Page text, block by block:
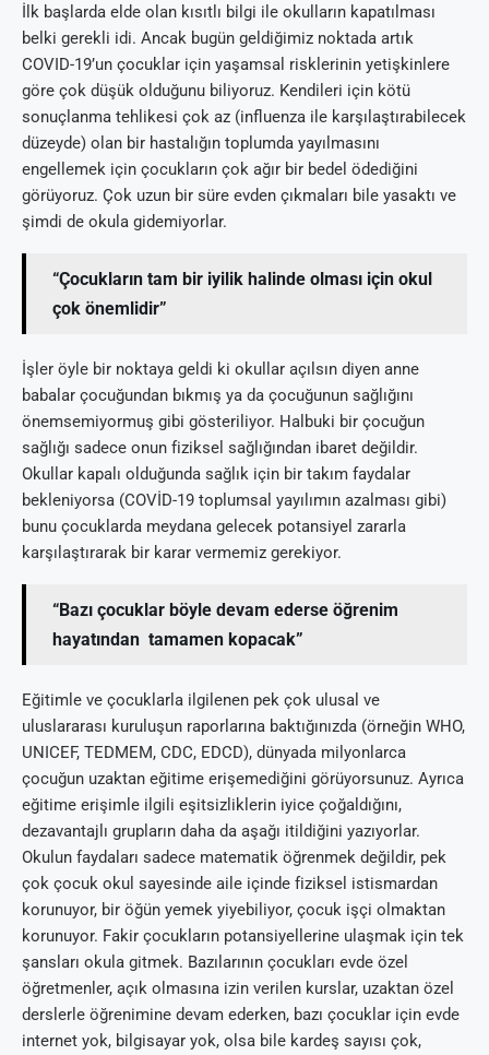
İlk başlarda elde olan kısıtlı bilgi ile okulların kapatılması
belki gerekli idi. Ancak bugün geldiğimiz noktada artık
COVID-19’un çocuklar için yaşamsal risklerinin yetişkinlere
göre çok düşük olduğunu biliyoruz. Kendileri için kötü
sonuçlanma tehlikesi çok az (influenza ile karşılaştırabilecek
düzeyde) olan bir hastalığın toplumda yayılmasını
engellemek için çocukların çok ağır bir bedel ödediğini
görüyoruz. Çok uzun bir süre evden çıkmaları bile yasaktı ve
şimdi de okula gidemiyorlar.
“Çocukların tam bir iyilik halinde olması için okul
çok önemlidir”
İşler öyle bir noktaya geldi ki okullar açılsın diyen anne
babalar çocuğundan bıkmış ya da çocuğunun sağlığını
önemsemiyormuş gibi gösteriliyor. Halbuki bir çocuğun
sağlığı sadece onun fiziksel sağlığından ibaret değildir.
Okullar kapalı olduğunda sağlık için bir takım faydalar
bekleniyorsa (COVİD-19 toplumsal yayılımın azalması gibi)
bunu çocuklarda meydana gelecek potansiyel zararla
karşılaştırarak bir karar vermemiz gerekiyor.
“Bazı çocuklar böyle devam ederse öğrenim
hayatından tamamen kopacak”
Eğitimle ve çocuklarla ilgilenen pek çok ulusal ve
uluslararası kuruluşun raporlarına baktığınızda (örneğin WHO,
UNICEF, TEDMEM, CDC, EDCD), dünyada milyonlarca
çocuğun uzaktan eğitime erişemediğini görüyorsunuz. Ayrıca
eğitime erişimle ilgili eşitsizliklerin iyice çoğaldığını,
dezavantajlı grupların daha da aşağı itildiğini yazıyorlar.
Okulun faydaları sadece matematik öğrenmek değildir, pek
çok çocuk okul sayesinde aile içinde fiziksel istismardan
korunuyor, bir öğün yemek yiyebiliyor, çocuk işçi olmaktan
korunuyor. Fakir çocukların potansiyellerine ulaşmak için tek
şansları okula gitmek. Bazılarının çocukları evde özel
öğretmenler, açık olmasına izin verilen kurslar, uzaktan özel
derslerle öğrenimine devam ederken, bazı çocuklar için evde
internet yok, bilgisayar yok, olsa bile kardeş sayısı çok,